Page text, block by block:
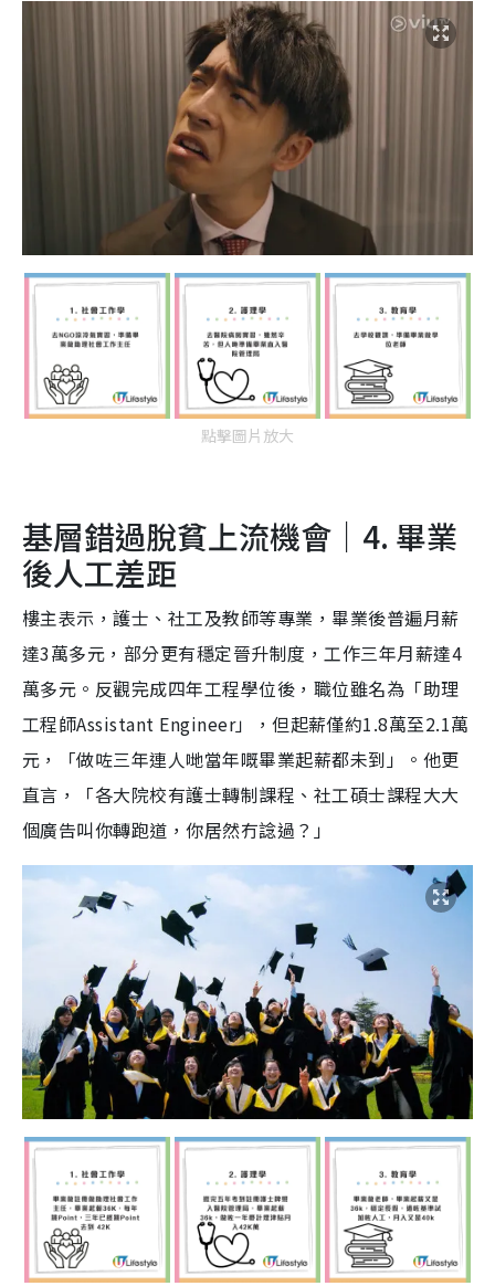
點擊圖片放大
基層錯過脫貧上流機會｜4. 畢業
後人工差距
樓主表示，護士、社工及教師等專業，畢業後普遍月薪
達3萬多元，部分更有穩定晉升制度，工作三年月薪達4
萬多元。反觀完成四年工程學位後，職位雖名為「助理
工程師Assistant Engineer」，但起薪僅約1.8萬至2.1萬
元，「做咗三年連人哋當年嘅畢業起薪都未到」。他更
直言，「各大院校有護士轉制課程、社工碩士課程大大
個廣告叫你轉跑道，你居然冇諗過？」